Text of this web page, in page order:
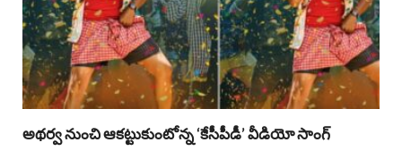
అథర్వ నుంచి ఆకట్టుకుంటోన్న ‘కేసీపీడీ’ వీడియో సాంగ్